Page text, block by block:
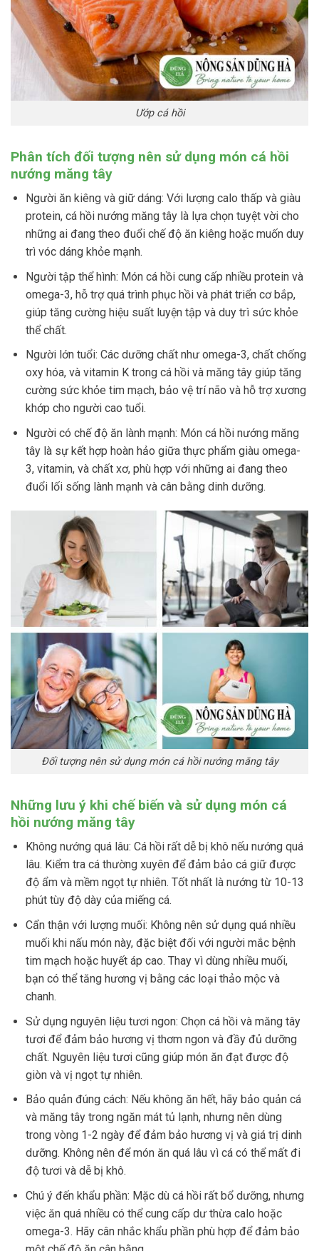
Ướp cá hồi
Phân tích đối tượng nên sử dụng món cá hồi
nướng măng tây
Người ăn kiêng và giữ dáng: Với lượng calo thấp và giàu
protein, cá hồi nướng măng tây là lựa chọn tuyệt vời cho
những ai đang theo đuổi chế độ ăn kiêng hoặc muốn duy
trì vóc dáng khỏe mạnh.
Người tập thể hình: Món cá hồi cung cấp nhiều protein và
omega-3, hỗ trợ quá trình phục hồi và phát triển cơ bắp,
giúp tăng cường hiệu suất luyện tập và duy trì sức khỏe
thể chất.
Người lớn tuổi: Các dưỡng chất như omega-3, chất chống
oxy hóa, và vitamin K trong cá hồi và măng tây giúp tăng
cường sức khỏe tim mạch, bảo vệ trí não và hỗ trợ xương
khớp cho người cao tuổi.
Người có chế độ ăn lành mạnh: Món cá hồi nướng măng
tây là sự kết hợp hoàn hảo giữa thực phẩm giàu omega-
3, vitamin, và chất xơ, phù hợp với những ai đang theo
đuổi lối sống lành mạnh và cân bằng dinh dưỡng.
Đối tượng nên sử dụng món cá hồi nướng măng tây
Những lưu ý khi chế biến và sử dụng món cá
hồi nướng măng tây
Không nướng quá lâu: Cá hồi rất dễ bị khô nếu nướng quá
lâu. Kiểm tra cá thường xuyên để đảm bảo cá giữ được
độ ẩm và mềm ngọt tự nhiên. Tốt nhất là nướng từ 10-13
phút tùy độ dày của miếng cá.
Cẩn thận với lượng muối: Không nên sử dụng quá nhiều
muối khi nấu món này, đặc biệt đối với người mắc bệnh
tim mạch hoặc huyết áp cao. Thay vì dùng nhiều muối,
bạn có thể tăng hương vị bằng các loại thảo mộc và
chanh.
Sử dụng nguyên liệu tươi ngon: Chọn cá hồi và măng tây
tươi để đảm bảo hương vị thơm ngon và đầy đủ dưỡng
chất. Nguyên liệu tươi cũng giúp món ăn đạt được độ
giòn và vị ngọt tự nhiên.
Bảo quản đúng cách: Nếu không ăn hết, hãy bảo quản cá
và măng tây trong ngăn mát tủ lạnh, nhưng nên dùng
trong vòng 1-2 ngày để đảm bảo hương vị và giá trị dinh
dưỡng. Không nên để món ăn quá lâu vì cá có thể mất đi
độ tươi và dễ bị khô.
Chú ý đến khẩu phần: Mặc dù cá hồi rất bổ dưỡng, nhưng
việc ăn quá nhiều có thể cung cấp dư thừa calo hoặc
omega-3. Hãy cân nhắc khẩu phần phù hợp để đảm bảo